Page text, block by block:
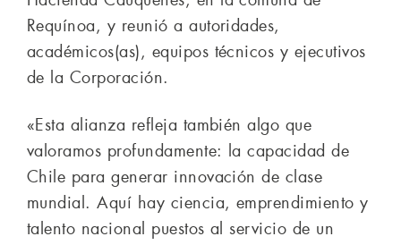
Requínoa, y reunió a autoridades,
académicos(as), equipos técnicos y ejecutivos
de la Corporación.
«Esta alianza refleja también algo que
valoramos profundamente: la capacidad de
Chile para generar innovación de clase
mundial. Aquí hay ciencia, emprendimiento y
talento nacional puestos al servicio de un